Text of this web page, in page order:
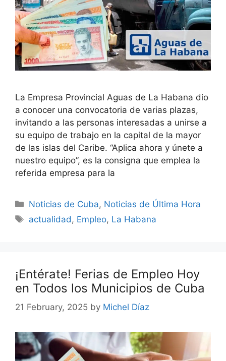
La Empresa Provincial Aguas de La Habana dio
a conocer una convocatoria de varias plazas,
invitando a las personas interesadas a unirse a
su equipo de trabajo en la capital de la mayor
de las islas del Caribe. “Aplica ahora y únete a
nuestro equipo”, es la consigna que emplea la
referida empresa para la
Categories
Noticias de Cuba, Noticias de Última Hora
Tags
actualidad , Empleo, La Habana
¡Entérate! Ferias de Empleo Hoy
en Todos los Municipios de Cuba
21 February, 2025 by Michel Díaz